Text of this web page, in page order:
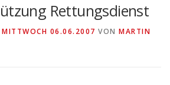
Rettungsdienst
MITTWOCH 06.06.2007 VON MARTIN